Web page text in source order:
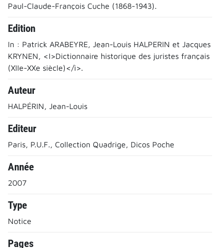
Paul-Claude-François Cuche (1868-1943).
Edition
In : Patrick ARABEYRE, Jean-Louis HALPERIN et Jacques
KRYNEN, <I>Dictionnaire historique des juristes français
(XIIe-XXe siècle)</i>.
Auteur
HALPÉRIN, Jean-Louis
Editeur
Paris, P.U.F., Collection Quadrige, Dicos Poche
Année
2007
Type
Notice
Pages